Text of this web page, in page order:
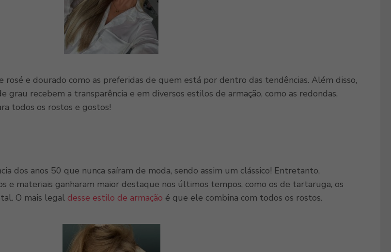
rosé e dourado como as preferidas de quem está por dentro das tendências. Além disso,
grau recebem a transparência e em diversos estilos de armação, como as redondas,
todos os rostos e gostos!
dos anos 50 que nunca saíram de moda, sendo assim um clássico! Entretanto,
e materiais ganharam maior destaque nos últimos tempos, como os de tartaruga, os
O mais legal desse estilo de armação é que ele combina com todos os rostos.